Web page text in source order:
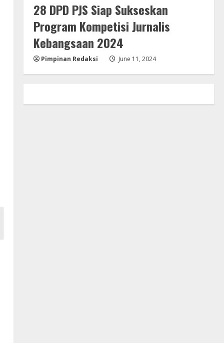
28 DPD PJS Siap Sukseskan
Program Kompetisi Jurnalis
Kebangsaan 2024
Pimpinan Redaksi June 11, 2024